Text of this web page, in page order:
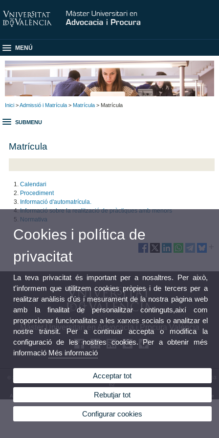
MENÚ
Inici >Admissió i Matrícula > Matrícula > Matrícula
SUBMENU
Matrícula
Calendari
Procediment
Informació d'automatrícula.
Informació sobre la realització de pràctiques amb menors
Normativa
Màster Universitari en Advocacia i Procura València
© 2026 UV. - Facultat de Dret. Avda. dels Tarongers s/n, 46022 València. Telèfon: 96 162 53
62
Avís legal Política privacitat|Cookies| Bústia de Contacte
Cookies i política de
privacitat
La teva privacitat és important per a nosaltres. Per això,
t'informem que utilitzem cookies pròpies i de tercers per a
realitzar anàlisis d'ús i mesurament de la nostra pàgina web
amb la finalitat de personalitzar continguts,així com
proporcionar funcionalitats a les xarxes socials o analitzar el
nostre trànsit. Per a continuar accepta o modifica la
configuració de les nostres cookies. Per a obtenir més
informació Més informació
Acceptar tot
Rebutjar tot
Configurar cookies